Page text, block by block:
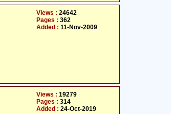
Views : 24642
Pages : 362
Added : 11-Nov-2009
Views : 19279
Pages : 314
Added : 24-Oct-2019